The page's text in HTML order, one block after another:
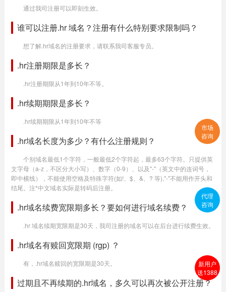
通过我司注册可以即刻生效。
谁可以注册.hr 域名？注册有什么特别要求限制吗？
想了解.hr域名的注册要求，请联系我司客服专员。
.hr注册期限是多长？
.hr注册期限从1年到10年不等。
.hr续期期限是多长？
.hr续期期限从1年到10年不等
.hr域名长度为多少？有什么注册规则？
个别域名最低1个字符，一般最低2个字符起，最多63个字符。只提供英
文字母（a-z，不区分大小写）、数字（0-9）、以及"-"（英文中的连词号，
即中横线），不能使用空格及特殊字符(如!、$、&、? 等),"-"不能用作开头和
结尾。注*中文域名实际是转码后注册。
.hr域名续费宽限期多长？要如何进行域名续费？
.hr 域名续期宽限期是30天，我司注册的域名可以在后台进行续费生效。
.hr域名有赎回宽限期 (rgp) ？
有，.hr域名赎回的宽限期是30天。
过期且不再续期的.hr域名，多久可以再次被公开注册？
市场
咨询
代理
咨询
新用户
送1388